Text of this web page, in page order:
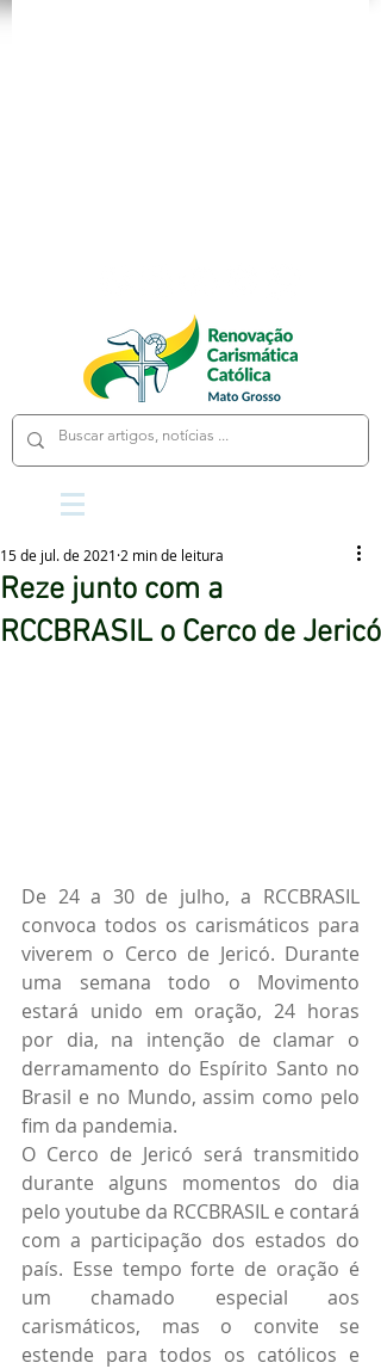
Reze junto com a
RCCBRASIL o Cerco de Jericó
15 de jul. de 2021 2 min de leitura
De 24 a 30 de julho, a RCCBRASIL
convoca todos os carismáticos para
viverem o Cerco de Jericó. Durante
uma semana todo o Movimento
estará unido em oração, 24 horas
por dia, na intenção de clamar o
derramamento do Espírito Santo no
Brasil e no Mundo, assim como pelo
fim da pandemia.
O Cerco de Jericó será transmitido
durante alguns momentos do dia
pelo youtube da RCCBRASIL e contará
com a participação dos estados do
país. Esse tempo forte de oração é
um chamado especial aos
carismáticos, mas o convite se
estende para todos os católicos e